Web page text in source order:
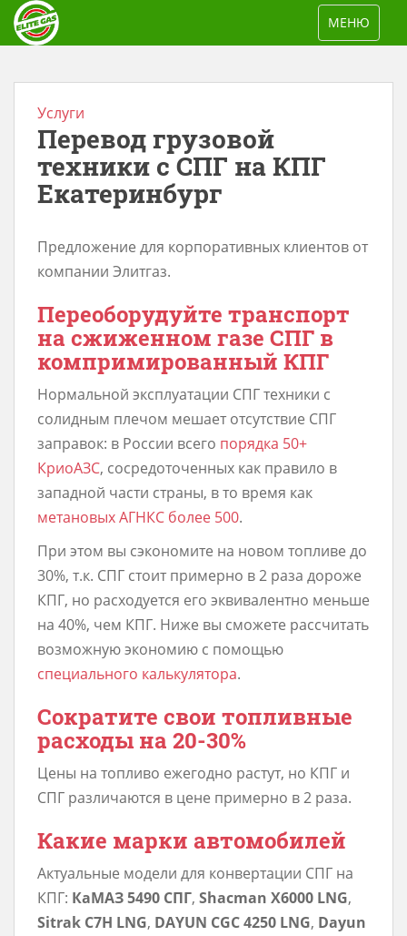
TOGGLE
МЕНЮ
Услуги
Перевод грузовой
техники с СПГ на КПГ
Екатеринбург
Предложение для корпоративных клиентов от
компании Элитгаз.
Переоборудуйте транспорт
на сжиженном газе СПГ в
компримированный КПГ
Нормальной эксплуатации СПГ техники с
солидным плечом мешает отсутствие СПГ
заправок: в России всего порядка 50+
КриоАЗС, сосредоточенных как правило в
западной части страны, в то время как
метановых АГНКС более 500.
При этом вы сэкономите на новом топливе до
30%, т.к. СПГ стоит примерно в 2 раза дороже
КПГ, но расходуется его эквивалентно меньше
на 40%, чем КПГ. Ниже вы сможете рассчитать
возможную экономию с помощью
специального калькулятора.
Сократите свои топливные
расходы на 20-30%
Цены на топливо ежегодно растут, но КПГ и
СПГ различаются в цене примерно в 2 раза.
Какие марки автомобилей
Актуальные модели для конвертации СПГ на
КПГ: КаМАЗ 5490 СПГ, Shacman X6000 LNG,
Sitrak C7H LNG, DAYUN CGC 4250 LNG, Dayun